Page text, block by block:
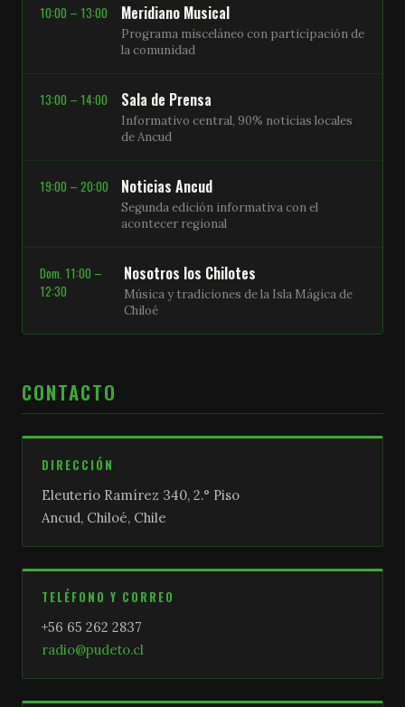
10:00 – 13:00 Meridiano Musical
Programa misceláneo con participación de
la comunidad
13:00 – 14:00 Sala de Prensa
Informativo central, 90% noticias locales
de Ancud
19:00 – 20:00 Noticias Ancud
Segunda edición informativa con el
acontecer regional
Dom. 11:00 –
12:30
Nosotros los Chilotes
Música y tradiciones de la Isla Mágica de
Chiloé
CONTACTO
DIRECCIÓN
Eleuterio Ramírez 340, 2.° Piso
Ancud, Chiloé, Chile
TELÉFONO Y CORREO
+56 65 262 2837
radio@pudeto.cl